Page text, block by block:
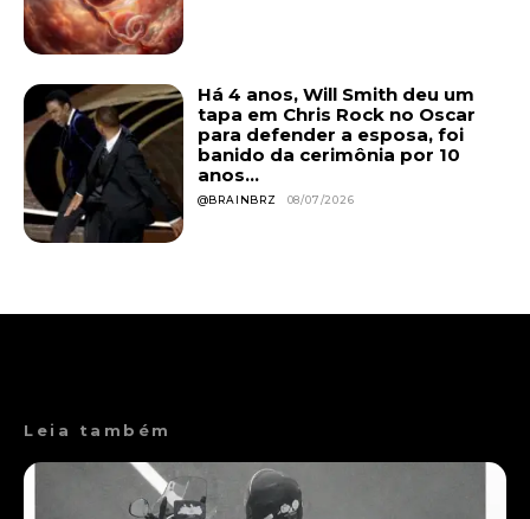
Há 4 anos, Will Smith deu um
tapa em Chris Rock no Oscar
para defender a esposa, foi
banido da cerimônia por 10
anos...
@BRAINBRZ 08/07/2026
Leia também